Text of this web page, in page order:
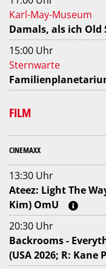
Karl-May-Museum
Damals, als ich
15:00 Uhr
Sternwarte
FILM
CINEMAXX
13:30 Uhr
Ateez: Light The
Kim) OmU
20:30 Uhr
Backrooms -
(USA 2026; R: Kane